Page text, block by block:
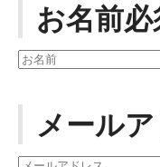
お名前
メール